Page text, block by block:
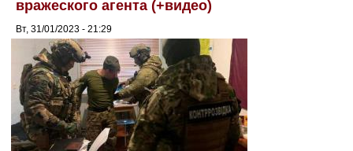
вражеского агента (+видео)
Вт, 31/01/2023 - 21:29